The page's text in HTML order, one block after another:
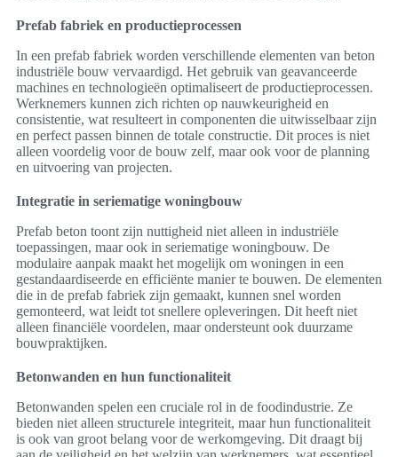
Prefab fabriek en productieprocessen
In een prefab fabriek worden verschillende elementen van beton
industriële bouw vervaardigd. Het gebruik van geavanceerde
machines en technologieën optimaliseert de productieprocessen.
Werknemers kunnen zich richten op nauwkeurigheid en
consistentie, wat resulteert in componenten die uitwisselbaar zijn
en perfect passen binnen de totale constructie. Dit proces is niet
alleen voordelig voor de bouw zelf, maar ook voor de planning
en uitvoering van projecten.
Integratie in seriematige woningbouw
Prefab beton toont zijn nuttigheid niet alleen in industriële
toepassingen, maar ook in seriematige woningbouw. De
modulaire aanpak maakt het mogelijk om woningen in een
gestandaardiseerde en efficiënte manier te bouwen. De elementen
die in de prefab fabriek zijn gemaakt, kunnen snel worden
gemonteerd, wat leidt tot snellere opleveringen. Dit heeft niet
alleen financiële voordelen, maar ondersteunt ook duurzame
bouwpraktijken.
Betonwanden en hun functionaliteit
Betonwanden spelen een cruciale rol in de foodindustrie. Ze
bieden niet alleen structurele integriteit, maar hun functionaliteit
is ook van groot belang voor de werkomgeving. Dit draagt bij